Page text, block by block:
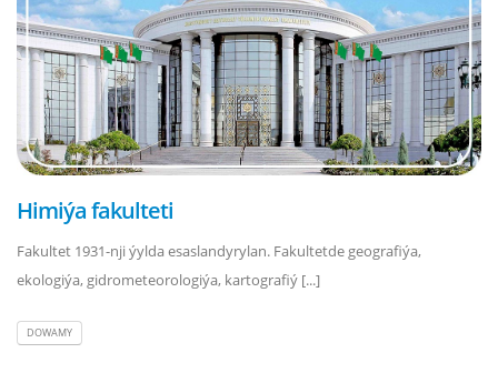
Himiýa fakulteti
Fakultet 1931-nji ýylda esaslandyrylan. Fakultetde geografiýa,
ekologiýa, gidrometeorologiýa, kartografiý [...]
DOWAMY